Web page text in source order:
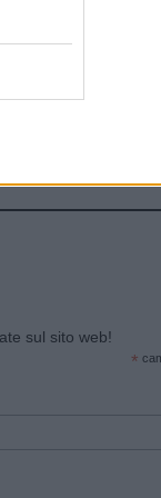
sul sito web!
*